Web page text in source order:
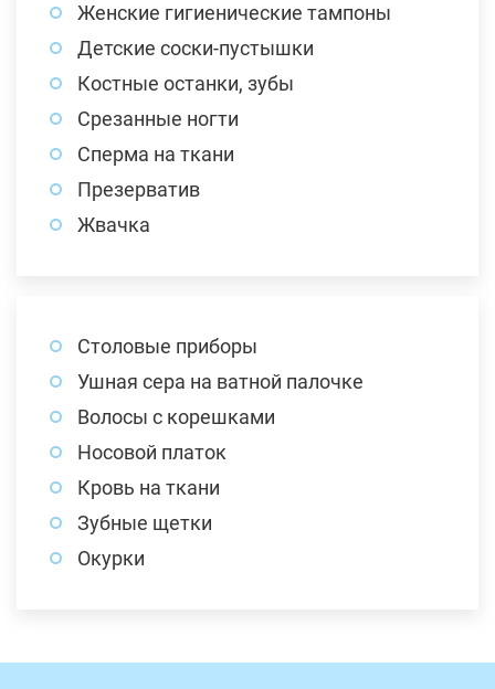
Женские гигиенические тампоны
Детские соски-пустышки
Костные останки, зубы
Срезанные ногти
Сперма на ткани
Презерватив
Жвачка
Столовые приборы
Ушная сера на ватной палочке
Волосы с корешками
Носовой платок
Кровь на ткани
Зубные щетки
Окурки